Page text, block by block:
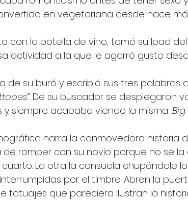
en vegetariana desde hace
con la botella de vino, tomó su Ipad
actividad a la que le agarró gusto
de su buró y escribió sus tres palabras
”. De su buscador se desplegaron
siempre acababa viendo la misma:
narra la conmovedora historia
de romper con su novio porque no se la
La otra la consuela chupándole
por el timbre. Abren la
tatuajes que pareciera ilustran la